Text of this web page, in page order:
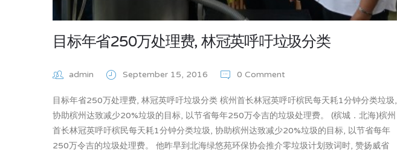
目标年省250万处理费, 林冠英呼吁垃圾分类
admin September 15, 2016 0 Comment
目标年省250万处理费, 林冠英呼吁垃圾分类 槟州首长林冠英呼吁槟民每天耗1分钟分类垃圾,
协助槟州达致减少20%垃圾的目标, 以节省每年250万令吉的垃圾处理费。 (槟城．北海)槟州
首长林冠英呼吁槟民每天耗1分钟分类垃圾, 协助槟州达致减少20%垃圾的目标, 以节省每年
250万令吉的垃圾处理费。 他昨早到北海绿悠苑环保协会推介零垃圾计划致词时, 赞扬威省